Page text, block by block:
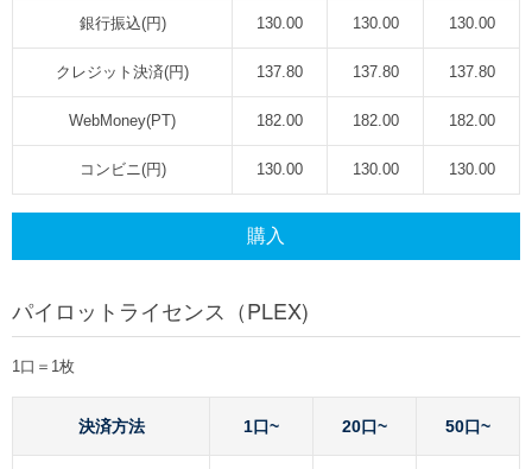
銀行振込(円) 130.00 130.00 130.00
クレジット決済(円) 137.80 137.80 137.80
WebMoney(PT) 182.00 182.00 182.00
コンビニ(円) 130.00 130.00 130.00
購入
パイロットライセンス（PLEX)
1口＝1枚
決済方法 1口~ 20口~ 50口~